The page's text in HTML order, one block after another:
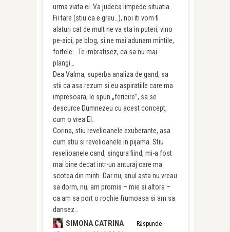
urma viata ei. Va judeca limpede situatia.
Fii tare (stiu ca e greu…), noi iti vom fi
alaturi cat de mult ne va sta in puteri, vino
pe-aici, pe blog, si ne mai adunam mintile,
fortele… Te imbratisez, ca sa nu mai
plangi…
Dea Valma, superba analiza de gand, sa
stii ca asa rezum si eu aspiratiile care ma
impresoara, le spun „fericire”, sa se
descurce Dumnezeu cu acest concept,
cum o vrea El.
Corina, stiu revelioanele exuberante, asa
cum stiu si revelioanele in pijama. Stiu
revelioanele cand, singura fiind, mi-a fost
mai bine decat intr-un anturaj care ma
scotea din minti. Dar nu, anul asta nu vreau
sa dorm, nu, am promis – mie si altora –
ca am sa port o rochie frumoasa si am sa
dansez…
SIMONA CATRINA Răspunde